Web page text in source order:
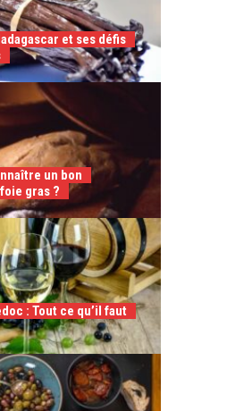
et ses défis
un bon
gras ?
: Tout ce qu’il faut